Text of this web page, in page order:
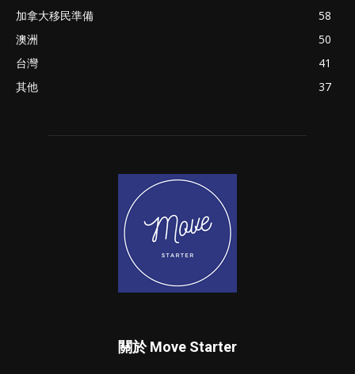
加拿大移民準備
58
澳洲
50
台灣
41
其他
37
關於 Move Starter